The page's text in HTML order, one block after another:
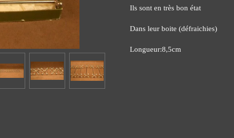
Ils sont en très bon état
Dans leur boite (défraichies)
Longueur:8,5cm